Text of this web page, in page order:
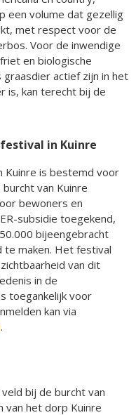
een volume dat gezellig
met respect voor de
Voor de inwendige
en biologische
actief zijn in het
is, kan terecht bij de
in Kuinre
Kuinre is bestemd voor
van Kuinre
bewoners en
subsidie toegekend,
bijeengebracht
te maken. Het festival
van dit
in de
toegankelijk voor
kan via
.
bij de burcht van
van het dorp Kuinre